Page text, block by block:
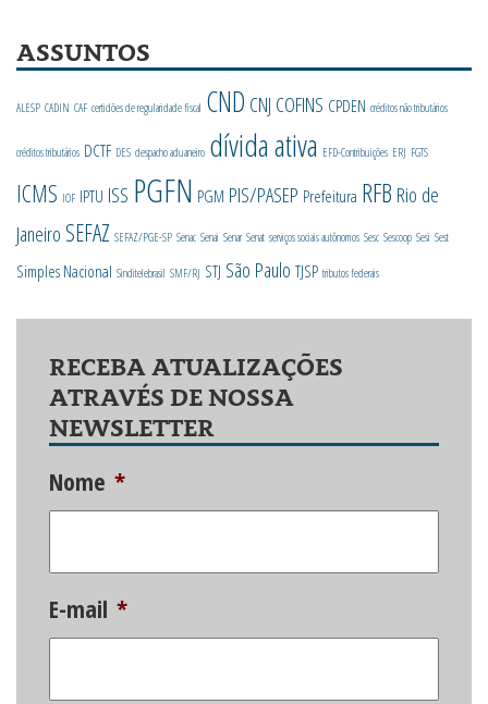
ASSUNTOS
ALESP CADIN CAF certidões de regularidade fiscal CND CNJ COFINS CPDEN créditos não tributários
créditos tributários DCTF DES despacho aduaneiro dívida ativa EFD-Contribuições ERJ FGTS
ICMS IOF IPTU ISS PGFN PGM PIS/PASEP Prefeitura RFB Rio de
Janeiro SEFAZ SEFAZ/PGE-SP Senac Senai Senar Senat serviços sociais autônomos Sesc Sescoop Sesi Sest
Simples Nacional Sinditelebrasil SMF/RJ STJ São Paulo TJSP tributos federais
RECEBA ATUALIZAÇÕES
ATRAVÉS DE NOSSA
NEWSLETTER
Nome *
E-mail *